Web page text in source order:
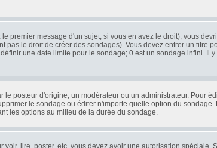
premier message d'un sujet, si vous en avez le droit), vous
pas le droit de créer des sondages). Vous devez entrer un
une date limite pour le sondage; 0 est un sondage infini.
posteur d'origine, un modérateur ou un administrateur. Pour
le sondage ou éditer n'importe quelle option du
les options au milieu de la durée du sondage.
lire, poster, etc. vous devez avoir une autorisation